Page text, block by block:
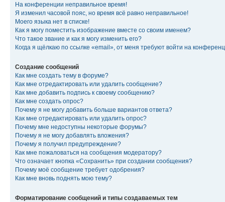
На конференции неправильное время!
Я изменил часовой пояс, но время всё равно неправильное!
Моего языка нет в списке!
Как я могу поместить изображение вместе со своим именем?
Что такое звание и как я могу изменить его?
Когда я щёлкаю по ссылке «email», от меня требуют войти на
Создание сообщений
Как мне создать тему в форуме?
Как мне отредактировать или удалить сообщение?
Как мне добавить подпись к своему сообщению?
Как мне создать опрос?
Почему я не могу добавить больше вариантов ответа?
Как мне отредактировать или удалить опрос?
Почему мне недоступны некоторые форумы?
Почему я не могу добавлять вложения?
Почему я получил предупреждение?
Как мне пожаловаться на сообщения модератору?
Что означает кнопка «Сохранить» при создании сообщения?
Почему моё сообщение требует одобрения?
Как мне вновь поднять мою тему?
Форматирование сообщений и типы создаваемых тем